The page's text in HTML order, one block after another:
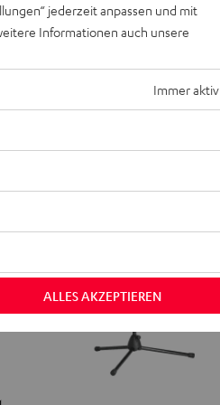
99€
jederzeit anpassen und mit
Informationen auch unsere
Immer aktiv
ALLES AKZEPTIEREN